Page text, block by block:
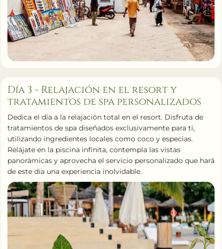
Día 3 - Relajación en el resort y
tratamientos de spa personalizados
Dedica el día a la relajación total en el resort. Disfruta de
tratamientos de spa diseñados exclusivamente para ti,
utilizando ingredientes locales como coco y especias.
Relájate en la piscina infinita, contempla las vistas
panorámicas y aprovecha el servicio personalizado que hará
de este día una experiencia inolvidable.